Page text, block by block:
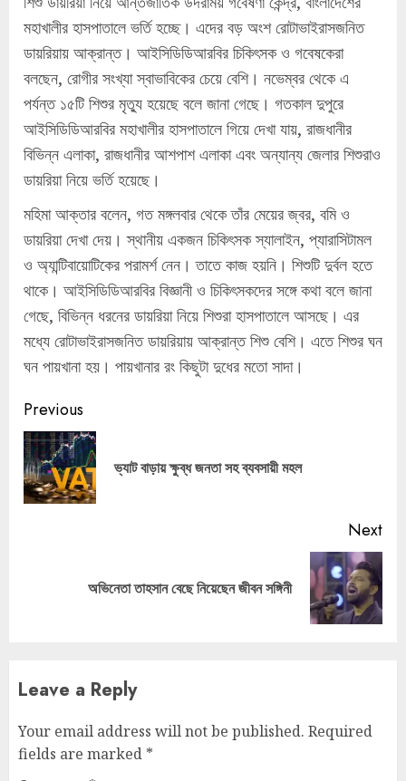
মহাখালীর হাসপাতালে ভর্তি হচ্ছে। এদের বড় অংশ রোটাভাইরাসজনিত
ডায়রিয়ায় আক্রান্ত। আইসিডিডিআরবির চিকিৎসক ও গবেষকেরা
বলছেন, রোগীর সংখ্যা স্বাভাবিকের চেয়ে বেশি। নভেম্বর থেকে এ
পর্যন্ত ১৫টি শিশুর মৃত্যু হয়েছে বলে জানা গেছে। গতকাল দুপুরে
আইসিডিডিআরবির মহাখালীর হাসপাতালে গিয়ে দেখা যায়, রাজধানীর
বিভিন্ন এলাকা, রাজধানীর আশপাশ এলাকা এবং অন্যান্য জেলার শিশুরাও
ডায়রিয়া নিয়ে ভর্তি হয়েছে।
মহিমা আক্তার বলেন, গত মঙ্গলবার থেকে তাঁর মেয়ের জ্বর, বমি ও
ডায়রিয়া দেখা দেয়। স্থানীয় একজন চিকিৎসক স্যালাইন, প্যারাসিটামল
ও অ্যান্টিবায়োটিকের পরামর্শ নেন। তাতে কাজ হয়নি। শিশুটি দুর্বল হতে
থাকে। আইসিডিডিআরবির বিজ্ঞানী ও চিকিৎসকদের সঙ্গে কথা বলে জানা
গেছে, বিভিন্ন ধরনের ডায়রিয়া নিয়ে শিশুরা হাসপাতালে আসছে। এর
মধ্যে রোটাভাইরাসজনিত ডায়রিয়ায় আক্রান্ত শিশু বেশি। এতে শিশুর ঘন
ঘন পায়খানা হয়। পায়খানার রং কিছুটা দুধের মতো সাদা।
Continue
Reading
Previous
ভ্যাট বাড়ায় ক্ষুব্ধ জনতা সহ ব্যবসায়ী মহল
Next
অভিনেতা তাহসান বেছে নিয়েছেন জীবন সঙ্গিনী
Leave a Reply
Your email address will not be published. Required
fields are marked *